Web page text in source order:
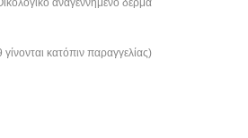
αναγεννημένο δέρμα
κατόπιν παραγγελίας)